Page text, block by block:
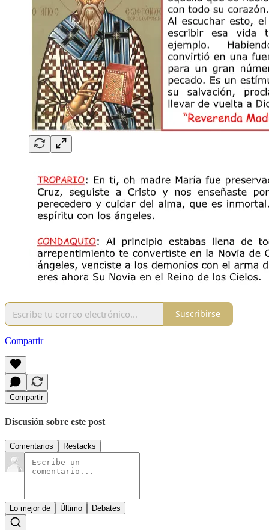
Suscribirse
Compartir
Compartir
Discusión sobre este post
Comentarios Restacks
Lo mejor de Último Debates